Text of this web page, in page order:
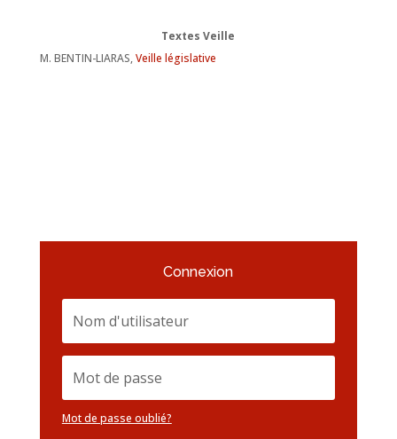
Textes Veille
M. BENTIN-LIARAS,Veille législative
Connexion
Mot de passe oublié?